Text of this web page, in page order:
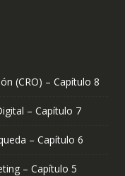
(CRO) – Capítulo 8
– Capítulo 7
– Capítulo 6
– Capítulo 5